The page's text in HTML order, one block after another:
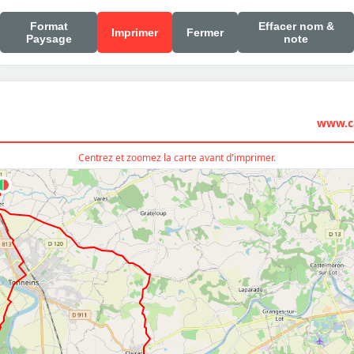
Format
Paysage
Imprimer Fermer
Effacer nom &
note
Centrez et zoomez la carte avant d'imprimer.